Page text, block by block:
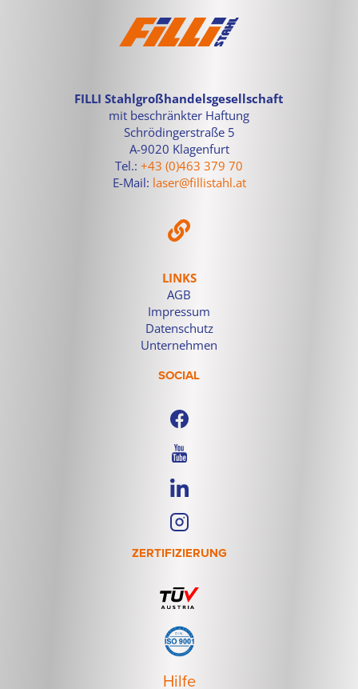
FILLI Stahlgroßhandelsgesellschaft
mit beschränkter Haftung
Schrödingerstraße 5
A-9020 Klagenfurt
Tel.: +43 (0)463 379 70
E-Mail: laser@fillistahl.at
LINKS
AGB
Impressum
Datenschutz
Unternehmen
SOCIAL
ZERTIFIZIERUNG
Hilfe